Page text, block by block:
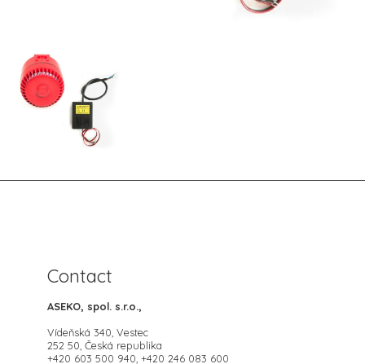
Contact
ASEKO, spol. s.r.o.,
Vídeňská 340, Vestec
252 50, Česká republika
+420 603 500 940, +420 246 083 600